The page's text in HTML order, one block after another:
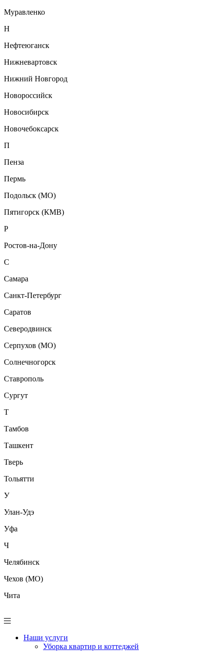
Муравленко
Н
Нефтеюганск
Нижневартовск
Нижний Новгород
Новороссийск
Новосибирск
Новочебоксарск
П
Пенза
Пермь
Подольск (МО)
Пятигорск (КМВ)
Р
Ростов-на-Дону
С
Самара
Санкт-Петербург
Саратов
Северодвинск
Серпухов (МО)
Солнечногорск
Ставрополь
Сургут
Т
Тамбов
Ташкент
Тверь
Тольятти
У
Улан-Удэ
Уфа
Ч
Челябинск
Чехов (МО)
Чита
Наши услуги
Уборка квартир и коттеджей